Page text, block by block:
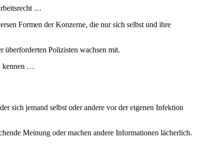
…
Formen der Konzerne, die nur sich selbst und ihre
überforderten Polizisten wachsen mit.
kennen …
sich jemand selbst oder andere vor der eigenen Infektion
Meinung oder machen andere Informationen lächerlich.